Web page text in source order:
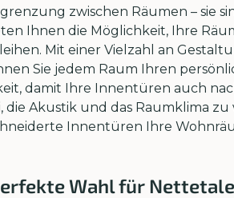
zwischen Räumen – sie
Ihnen die Möglichkeit, Ihre
Mit einer Vielzahl an
Sie jedem Raum Ihren
damit Ihre Innentüren auch
Akustik und das Raumklima
Innentüren Ihre
Wahl für